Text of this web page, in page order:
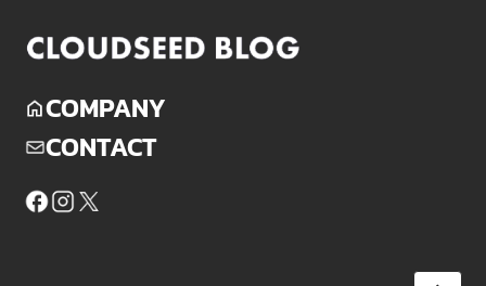
COMPANY
CONTACT